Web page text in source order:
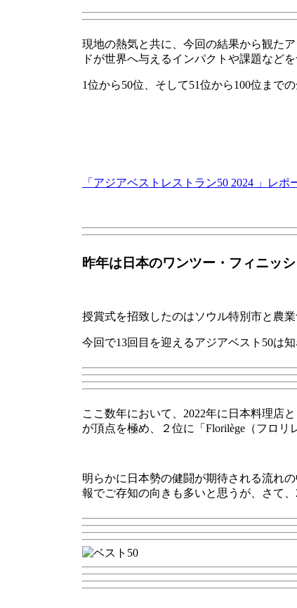
現地の熱気と共に、今回の結果から観た
ドが世界へ与えるインパクトや課題などを
1位から50位、 そして51位から100位まで
「アジアベストレストラン50 2024 」レ
昨年は日本のワンツー・フィニッシ
授賞式を招致したのはソウル特別市と農
今回で13回目を迎えるアジアベスト50は
ここ数年において、2022年に日本料理店
が頂点を極め、２位に「Florilège（フロ
明らかに日本勢の健闘が期待される流れ
報でご存知の向きも多いと思うが、さて、